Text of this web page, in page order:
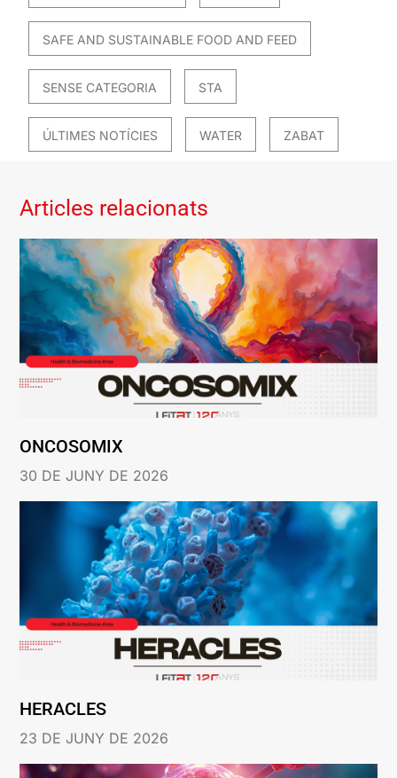
SAFE AND SUSTAINABLE FOOD AND FEED
SENSE CATEGORIA STA
ÚLTIMES NOTÍCIES WATER ZABAT
Articles relacionats
ONCOSOMIX
30 DE JUNY DE 2026
HERACLES
23 DE JUNY DE 2026